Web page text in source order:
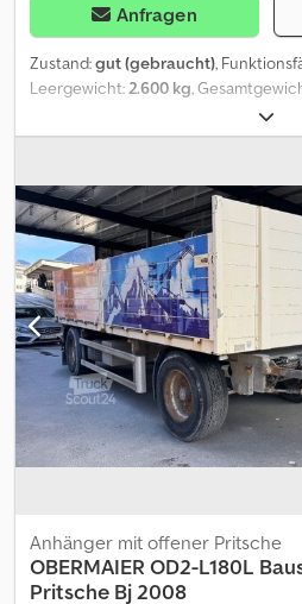
Anfragen
Zustand:gut (gebraucht),
Leergewicht:2.600 kg,
, Baujahr:1995
Anhängerkupplung, verstellbare
Reifen Besichtigungen sind nach
unserem Betriebsgelände in 48465
Sdlj Akrsck
Anhänger mit offener Pritsche
OBERMAIER OD2-L180L
Pritsche Bj 2008